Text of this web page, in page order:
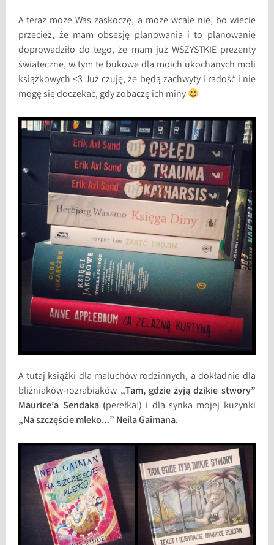
A teraz może Was zaskoczę, a może wcale nie, bo wiecie
przecież, że mam obsesję planowania i to planowanie
doprowadziło do tego, że mam już WSZYSTKIE prezenty
świąteczne, w tym te bukowe dla moich ukochanych moli
książkowych <3 Już czuję, że będą zachwyty i radość i nie
mogę się doczekać, gdy zobaczę ich miny
A tutaj książki dla maluchów rodzinnych, a dokładnie dla
bliźniaków-rozrabiaków „Tam, gdzie żyją dzikie stwory”
Maurice’a Sendaka (perełka!) i dla synka mojej kuzynki
„Na szczęście mleko…” Neila Gaimana.